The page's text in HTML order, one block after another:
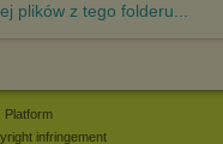
plików z tego folderu...
Platform
infringement